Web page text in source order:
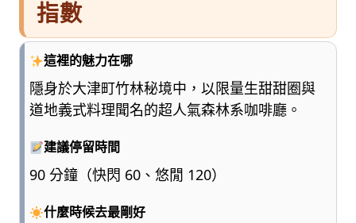
指數
這裡的魅力在哪
隱身於大津町竹林秘境中，以限量生甜甜圈與
道地義式料理聞名的超人氣森林系咖啡廳。
建議停留時間
90 分鐘（快閃 60、悠閒 120）
什麼時候去最剛好